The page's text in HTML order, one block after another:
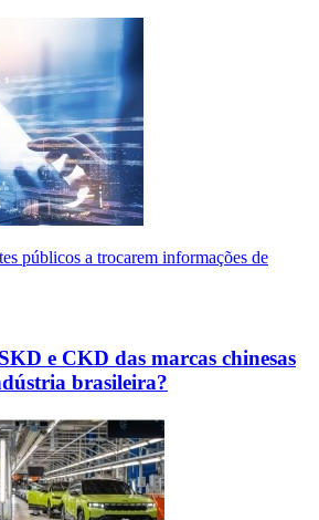
públicos a trocarem informações de
e CKD das marcas chinesas
brasileira?